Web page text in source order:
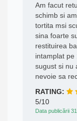
Am facut
schimb si
tortita msi
sina foarte
restituirea
intamplat pe
sugust si nu
nevoie sa
RATING:
5/10
Data publicării